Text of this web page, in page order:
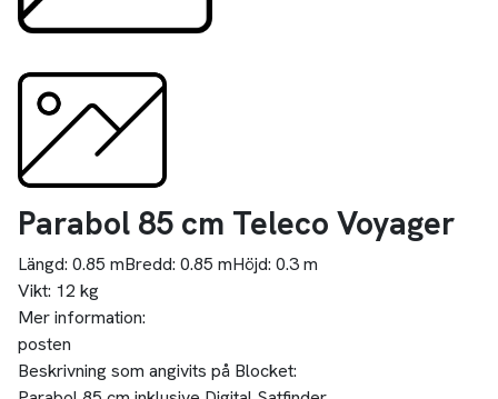
Parabol 85 cm Teleco Voyager
Längd: 0.85 mBredd: 0.85 mHöjd: 0.3 m
Vikt: 12 kg
Mer information:
posten
Beskrivning som angivits på Blocket: